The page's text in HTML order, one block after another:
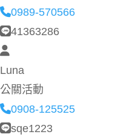
0989-570566
41363286
Luna
公關活動
0908-125525
sqe1223